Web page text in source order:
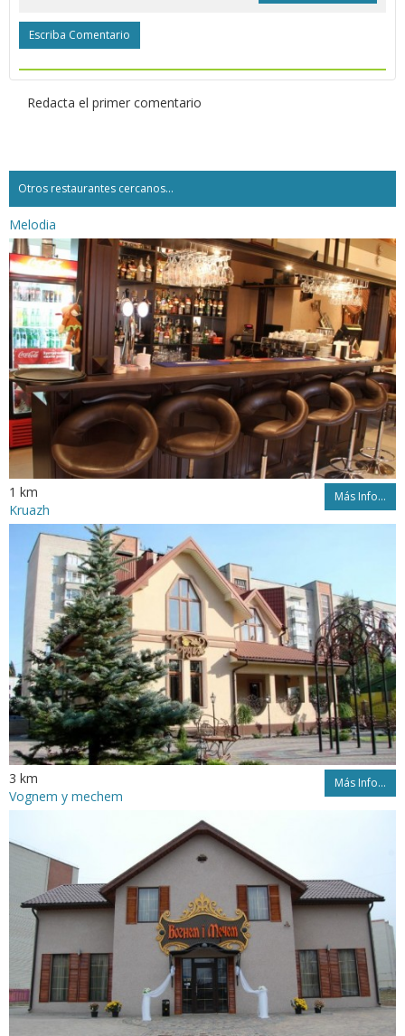
Escriba Comentario
Redacta el primer comentario
Otros restaurantes cercanos...
Melodia
1 km Más Info...
Kruazh
3 km Más Info...
Vognem y mechem